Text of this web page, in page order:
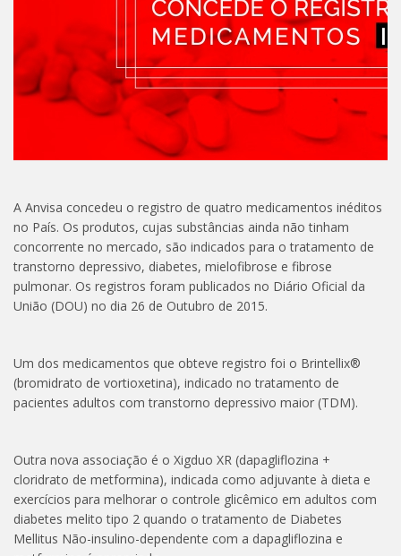
A Anvisa concedeu o registro de quatro medicamentos inéditos
no País. Os produtos, cujas substâncias ainda não tinham
concorrente no mercado, são indicados para o tratamento de
transtorno depressivo, diabetes, mielofibrose e fibrose
pulmonar. Os registros foram publicados no Diário Oficial da
União (DOU) no dia 26 de Outubro de 2015.
Um dos medicamentos que obteve registro foi o Brintellix®
(bromidrato de vortioxetina), indicado no tratamento de
pacientes adultos com transtorno depressivo maior (TDM).
Outra nova associação é o Xigduo XR (dapagliflozina +
cloridrato de metformina), indicada como adjuvante à dieta e
exercícios para melhorar o controle glicêmico em adultos com
diabetes melito tipo 2 quando o tratamento de Diabetes
Mellitus Não-insulino-dependente com a dapagliflozina e